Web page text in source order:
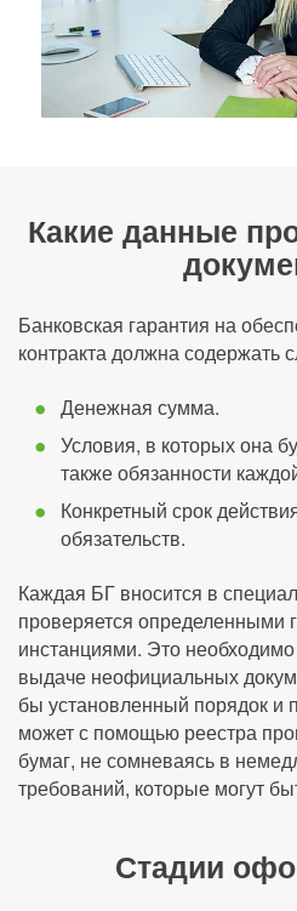
Какие данные
Банковская гарантия на
контракта должна
Денежная сумма.
Условия, в которых она
также обязанности
Конкретный срок
обязательств.
Каждая БГ вносится в
проверяется определенными
инстанциями. Это
выдаче неофициальных
бы установленный порядок и
может с помощью реестра
бумаг, не сомневаясь в
требований, которые могут
Стадии